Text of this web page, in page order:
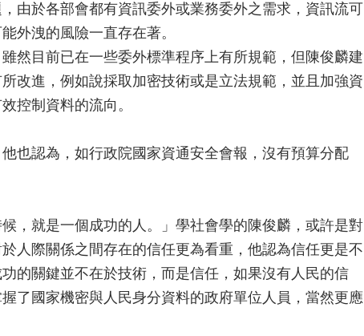
由於各部會都有資訊委外或業務委外之需求，資訊流可
外洩的風險一直存在著。
然目前已在一些委外標準程序上有所規範，但陳俊麟建
改進，例如說採取加密技術或是立法規範，並且加強資
控制資料的流向。
也認為，如行政院國家資通安全會報，沒有預算分配
，就是一個成功的人。」學社會學的陳俊麟，或許是對
人際關係之間存在的信任更為看重，他認為信任更是不
的關鍵並不在於技術，而是信任，如果沒有人民的信
了國家機密與人民身分資料的政府單位人員，當然更應